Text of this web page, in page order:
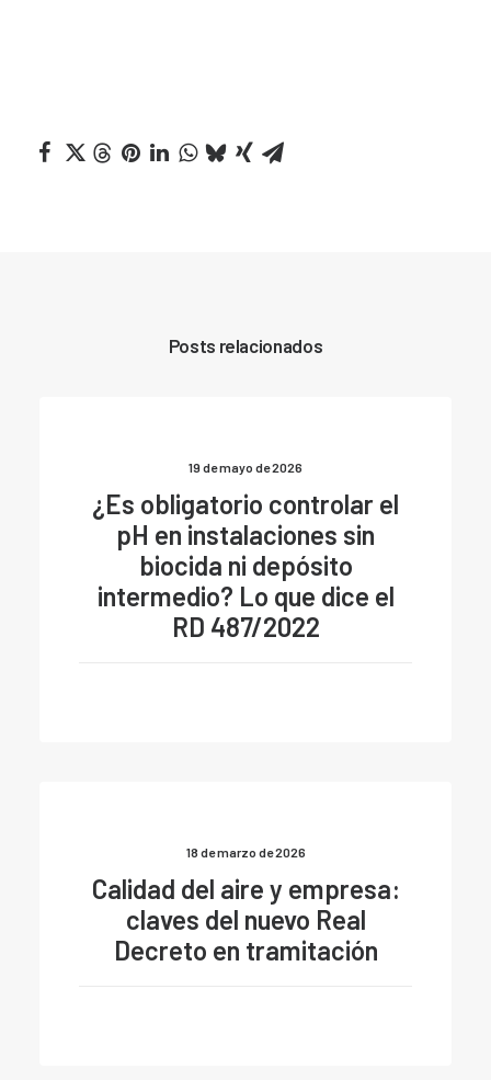
Posts relacionados
19 de mayo de 2026
¿Es obligatorio controlar el
pH en instalaciones sin
biocida ni depósito
intermedio? Lo que dice el
RD 487/2022
18 de marzo de 2026
Calidad del aire y empresa:
claves del nuevo Real
Decreto en tramitación